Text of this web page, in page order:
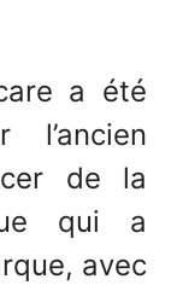
a été
de la
qui a
avec